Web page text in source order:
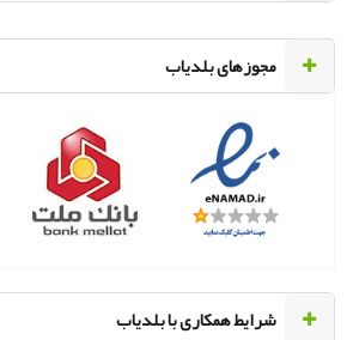
مجوزهای بلدیاب
‌شرایط همکاری با بلدیاب